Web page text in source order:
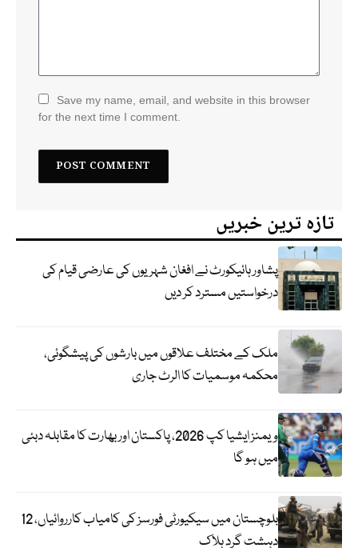
Save my name, email, and website in this browser
for the next time I comment.
تازہ ترین خبریں
پشاور ہائیکورٹ نے افغان شہریوں کی عارضی قیام کی
درخواستیں مسترد کر دیں
ملک کے مختلف علاقوں میں بارشوں کی پیشگوئی،
محکمہ موسمیات کا الرٹ جاری
ویمنز ایشیا کپ 2026، پاکستان اور بھارت کا مقابلہ دبئی
میں ہو گا
بلوچستان میں سیکیورٹی فورسز کی کامیاب کارروائیاں، 12
دہشت گرد ہلاک